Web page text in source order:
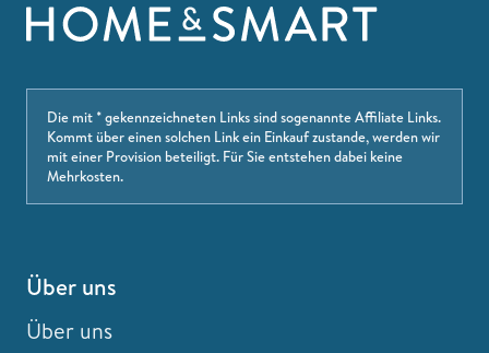
Die mit * gekennzeichneten Links sind sogenannte Affiliate Links.
Kommt über einen solchen Link ein Einkauf zustande, werden wir
mit einer Provision beteiligt. Für Sie entstehen dabei keine
Mehrkosten.
Über uns
Über uns